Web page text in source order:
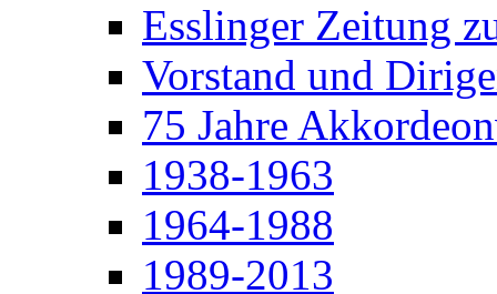
Esslinger Zeitung
Vorstand und
75 Jahre
1938-1963
1964-1988
1989-2013